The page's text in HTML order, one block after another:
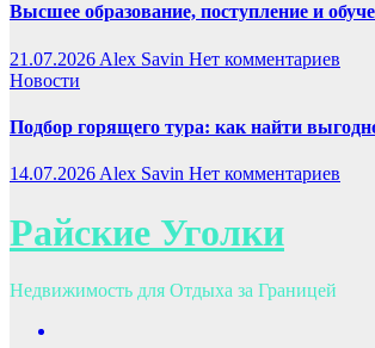
Высшее образование, поступление и
21.07.2026 Alex Savin Нет комментариев
Новости
Подбор горящего тура: как найти
14.07.2026 Alex Savin Нет комментариев
Райские Уголки
Недвижимость для Отдыха за Границей